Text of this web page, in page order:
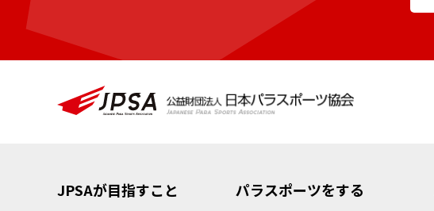
JPSAが目指すこと パラスポーツをする